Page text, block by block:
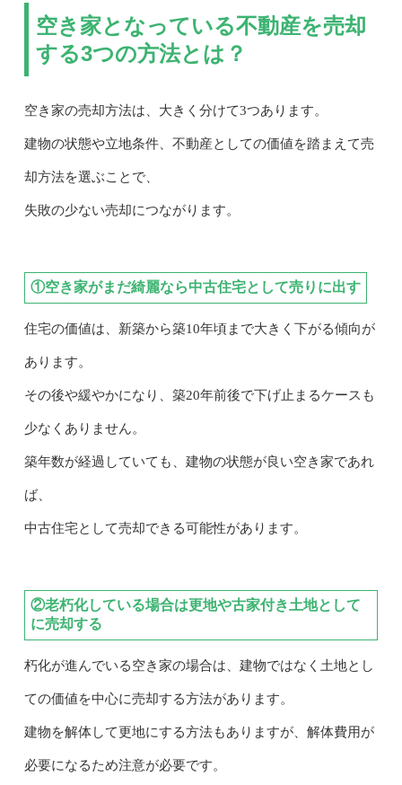
空き家となっている不動産を売却
する3つの方法とは？
空き家の売却方法は、大きく分けて3つあります。
建物の状態や立地条件、不動産としての価値を踏まえて売
却方法を選ぶことで、
失敗の少ない売却につながります。
①空き家がまだ綺麗なら中古住宅として売りに出す
住宅の価値は、新築から築10年頃まで大きく下がる傾向が
あります。
その後や緩やかになり、築20年前後で下げ止まるケースも
少なくありません。
築年数が経過していても、建物の状態が良い空き家であれ
ば、
中古住宅として売却できる可能性があります。
②老朽化している場合は更地や古家付き土地として
に売却する
朽化が進んでいる空き家の場合は、建物ではなく土地とし
ての価値を中心に売却する方法があります。
建物を解体して更地にする方法もありますが、解体費用が
必要になるため注意が必要です。